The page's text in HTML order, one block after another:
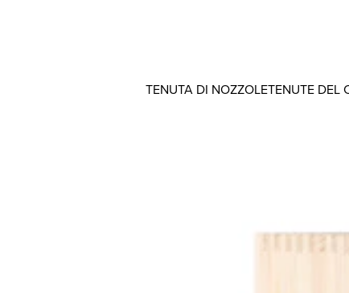
TENUTA DI NOZZOLETENUTE DEL